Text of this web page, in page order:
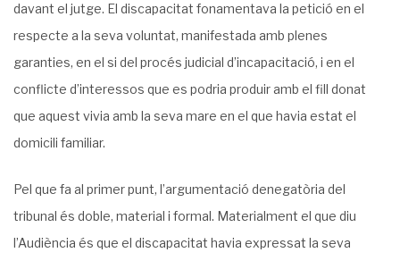
davant el jutge. El discapacitat fonamentava la petició en el
respecte a la seva voluntat, manifestada amb plenes
garanties, en el si del procés judicial d’incapacitació, i en el
conflicte d’interessos que es podria produir amb el fill donat
que aquest vivia amb la seva mare en el que havia estat el
domicili familiar.
Pel que fa al primer punt, l’argumentació denegatòria del
tribunal és doble, material i formal. Materialment el que diu
l’Audiència és que el discapacitat havia expressat la seva